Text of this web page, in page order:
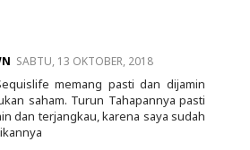
SABTU, 13 OKTOBER, 2018
memang pasti dan dijamin
saham. Turun Tahapannya pasti
dan terjangkau, karena saya sudah